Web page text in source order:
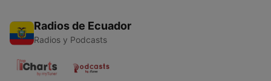
Radios de Ecuador
Radios y Podcasts